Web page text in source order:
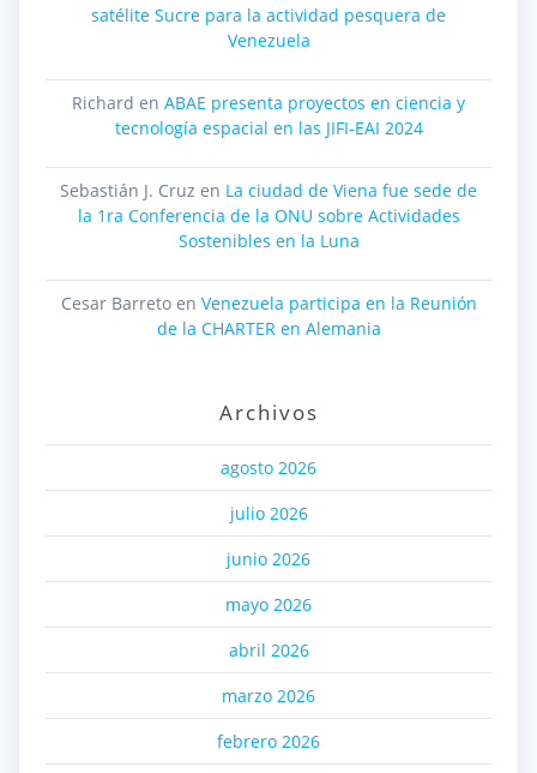
satélite Sucre para la actividad pesquera de
Venezuela
Richard en ABAE presenta proyectos en ciencia y
tecnología espacial en las JIFI-EAI 2024
Sebastián J. Cruz en La ciudad de Viena fue sede de
la 1ra Conferencia de la ONU sobre Actividades
Sostenibles en la Luna
Cesar Barretoen Venezuela participa en la Reunión
de la CHARTER en Alemania
Archivos
agosto 2026
julio 2026
junio 2026
mayo 2026
abril 2026
marzo 2026
febrero 2026